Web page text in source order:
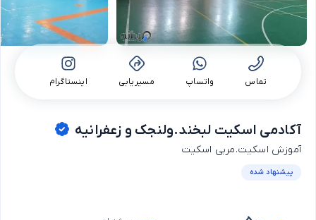
تماس واتساپ مسیریابی اینستاگرام
آکادمی اسکیت لبخند.ولنجک و زعفرانیه
آموزش اسکیت.مربی اسکیت
پیشنهاد شده